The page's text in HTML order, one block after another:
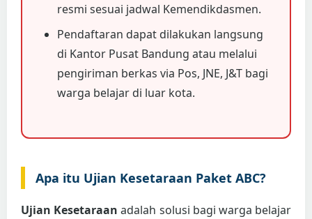
resmi sesuai jadwal Kemendikdasmen.
Pendaftaran dapat dilakukan langsung
di Kantor Pusat Bandung atau melalui
pengiriman berkas via Pos, JNE, J&T bagi
warga belajar di luar kota.
Apa itu Ujian Kesetaraan Paket ABC?
Ujian Kesetaraan adalah solusi bagi warga belajar